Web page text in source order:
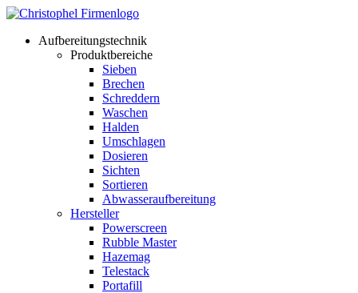
Aufbereitungstechnik
Produktbereiche
Sieben
Brechen
Schreddern
Waschen
Halden
Umschlagen
Dosieren
Sichten
Sortieren
Abwasseraufbereitung
Hersteller
Powerscreen
Rubble Master
Hazemag
Telestack
Portafill